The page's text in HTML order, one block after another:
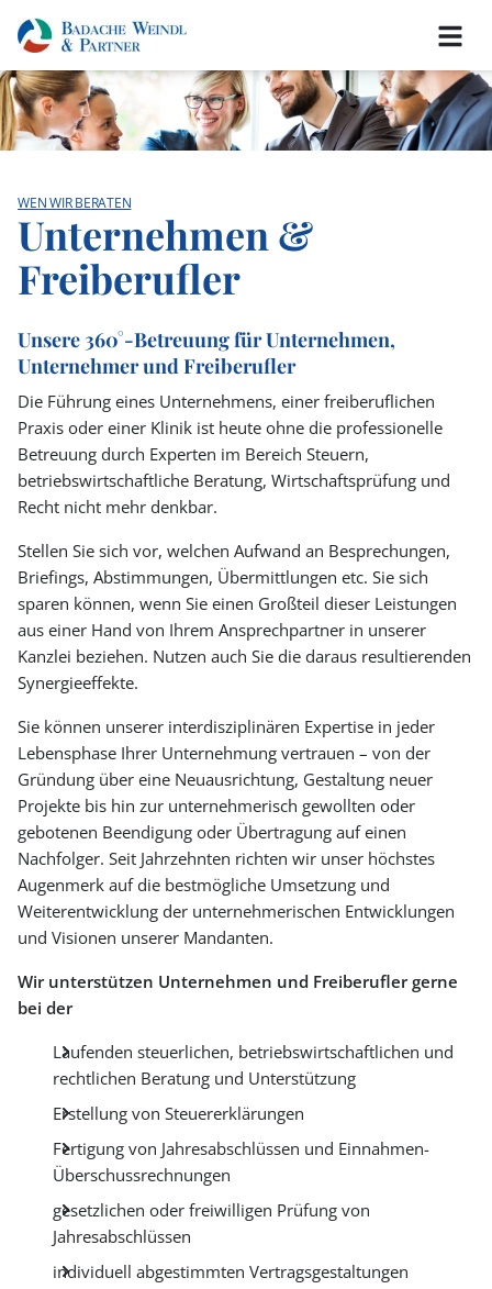
WEN WIR BERATEN
Unternehmen &
Freiberufler
Unsere 360°-Betreuung für Unternehmen,
Unternehmer und Freiberufler
Die Führung eines Unternehmens, einer freiberuflichen
Praxis oder einer Klinik ist heute ohne die professionelle
Betreuung durch Experten im Bereich Steuern,
betriebswirtschaftliche Beratung, Wirtschaftsprüfung und
Recht nicht mehr denkbar.
Stellen Sie sich vor, welchen Aufwand an Besprechungen,
Briefings, Abstimmungen, Übermittlungen etc. Sie sich
sparen können, wenn Sie einen Großteil dieser Leistungen
aus einer Hand von Ihrem Ansprechpartner in unserer
Kanzlei beziehen. Nutzen auch Sie die daraus resultierenden
Synergieeffekte.
Sie können unserer interdisziplinären Expertise in jeder
Lebensphase Ihrer Unternehmung vertrauen – von der
Gründung über eine Neuausrichtung, Gestaltung neuer
Projekte bis hin zur unternehmerisch gewollten oder
gebotenen Beendigung oder Übertragung auf einen
Nachfolger. Seit Jahrzehnten richten wir unser höchstes
Augenmerk auf die bestmögliche Umsetzung und
Weiterentwicklung der unternehmerischen Entwicklungen
und Visionen unserer Mandanten.
Wir unterstützen Unternehmen und Freiberufler gerne
bei der
Laufenden steuerlichen, betriebswirtschaftlichen und
rechtlichen Beratung und Unterstützung
Erstellung von Steuererklärungen
Fertigung von Jahresabschlüssen und Einnahmen-
Überschussrechnungen
gesetzlichen oder freiwilligen Prüfung von
Jahresabschlüssen
individuell abgestimmten Vertragsgestaltungen